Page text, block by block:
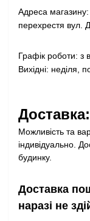
Адреса магазину:
перехрестя вул.
Графік роботи: з
Вихідні: неділя,
Доставка:
Можливість та
індивідуально.
будинку.
Доставка
наразі не